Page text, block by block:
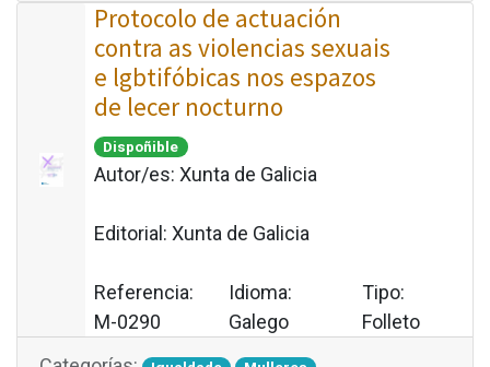
Protocolo de actuación
contra as violencias sexuais
e lgbtifóbicas nos espazos
de lecer nocturno
Dispoñible
Autor/es:Xunta de Galicia
Editorial:Xunta de Galicia
Referencia:
M-0290
Idioma:
Galego
Tipo:
Folleto